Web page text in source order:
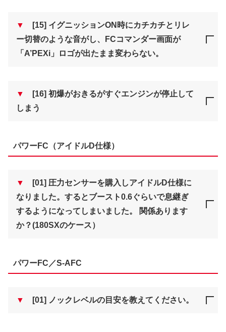
▼
[15] イグニッションON時にカチカチとリレ
ー切替のような音がし、FCコマンダー画面が
「A’PEXi」ロゴが出たまま変わらない。
▼
[16] 初爆がおきるがすぐエンジンが停止して
しまう
パワーFC（アイドルD仕様）
▼
[01] 圧力センサーを購入しアイドルD仕様に
なりました。するとブースト0.6ぐらいで息継ぎ
するようになってしまいました。 関係あります
か？(180SXのケース）
パワーFC／S-AFC
▼ [01] ノックレベルの目安を教えてください。